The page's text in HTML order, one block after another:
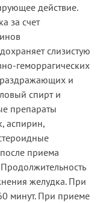
действие.
за счет
слизистую
геморрагических
раздражающих и
спирт и
препараты
аспирин,
приема
желудка. При
минут. При приеме